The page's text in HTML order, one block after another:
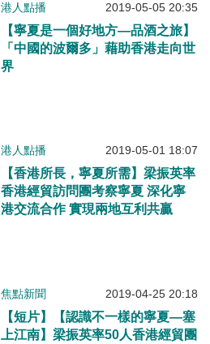
港人點播 2019-05-05 20:35
【寧夏是一個好地方—品酒之旅】
「中國的波爾多」藉助香港走向世
界
港人點播 2019-05-01 18:07
【香港所長，寧夏所需】梁振英率
香港經貿訪問團考察寧夏 深化寧
港交流合作 實現兩地互利共贏
焦點新聞 2019-04-25 20:18
【短片】【認識不一樣的寧夏—塞
上江南】梁振英率50人香港經貿團